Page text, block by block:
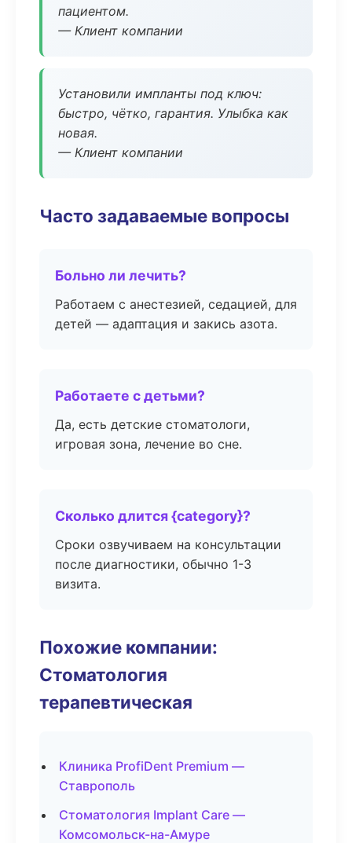
пациентом.
— Клиент компании
Установили импланты под ключ:
быстро, чётко, гарантия. Улыбка как
новая.
— Клиент компании
Часто задаваемые вопросы
Больно ли лечить?
Работаем с анестезией, седацией, для
детей — адаптация и закись азота.
Работаете с детьми?
Да, есть детские стоматологи,
игровая зона, лечение во сне.
Сколько длится {category}?
Сроки озвучиваем на консультации
после диагностики, обычно 1-3
визита.
Похожие компании:
Стоматология
терапевтическая
Клиника ProfiDent Premium —
Ставрополь
Стоматология Implant Care —
Комсомольск-на-Амуре